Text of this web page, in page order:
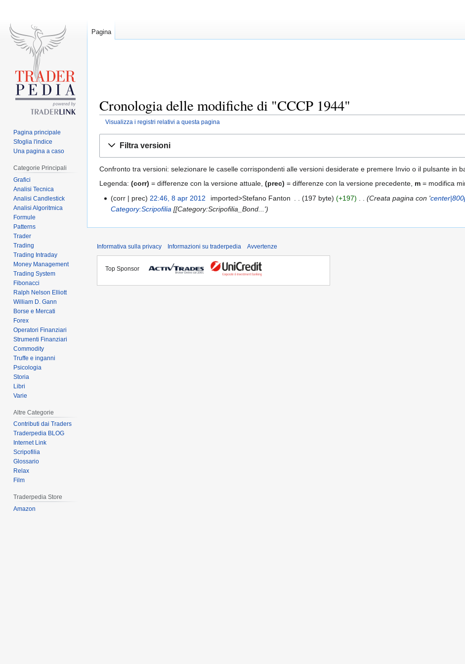
Cronologia delle modifiche di "CCCP 1944"
Visualizza i registri relativi a questa pagina
Filtra versioni
Confronto tra versioni: selezionare le caselle corrispondenti alle versioni desiderate e premere Invio o il pulsante in
Legenda: (corr) = differenze con la versione attuale, (prec) = differenze con la versione precedente, m = modifica
corr
prec 22:46, 8 apr 2012 imported>Stefano Fanton 197 byte +197 Creata pagina con '
Category:Scripofilia [[Category:Scripofilia_Bond...'
Pagina
Pagina principale
Sfoglia l'indice
Una pagina a caso
Categorie Principali
Grafici
Analisi Tecnica
Analisi Candlestick
Analisi Algoritmica
Formule
Patterns
Trader
Trading
Trading Intraday
Money Management
Trading System
Fibonacci
Ralph Nelson Elliott
William D. Gann
Borse e Mercati
Forex
Operatori Finanziari
Strumenti Finanziari
Commodity
Truffe e inganni
Psicologia
Storia
Libri
Varie
Altre Categorie
Contributi dai Traders
Traderpedia BLOG
Internet Link
Scripofilia
Glossario
Relax
Film
Traderpedia Store
Amazon
Informativa sulla privacy Informazioni su traderpedia Avvertenze
Top Sponsor